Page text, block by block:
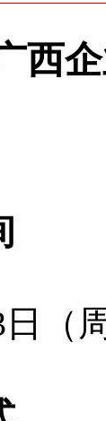
西
（